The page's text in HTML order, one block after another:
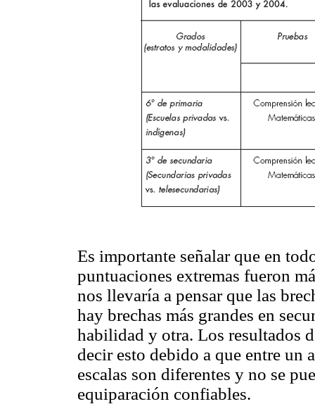
Es importante señalar que en
puntuaciones extremas fueron
nos llevaría a pensar que las
hay brechas más grandes en
habilidad y otra. Los resultados
decir esto debido a que entre
escalas son diferentes y no se
equiparación confiables.